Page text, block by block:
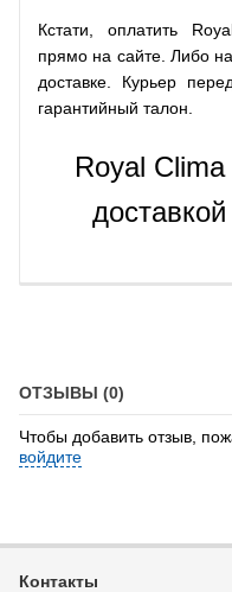
Кстати, оплатить
прямо на сайте. Либо
доставке. Курьер
гарантийный талон.
Royal
ОТЗЫВЫ (0)
Чтобы добавить отзыв,
войдите
Контакты